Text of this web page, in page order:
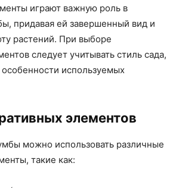
играют важную роль в
придавая ей завершенный вид и
растений. При выборе
следует учитывать стиль сада,
используемых
элементов
можно использовать различные
такие как: